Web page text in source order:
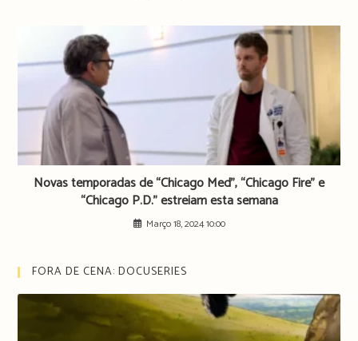
Novas temporadas de “Chicago Med”, “Chicago Fire” e
“Chicago P.D.” estreiam esta semana
Março 18, 2024 10:00
FORA DE CENA: DOCUSERIES